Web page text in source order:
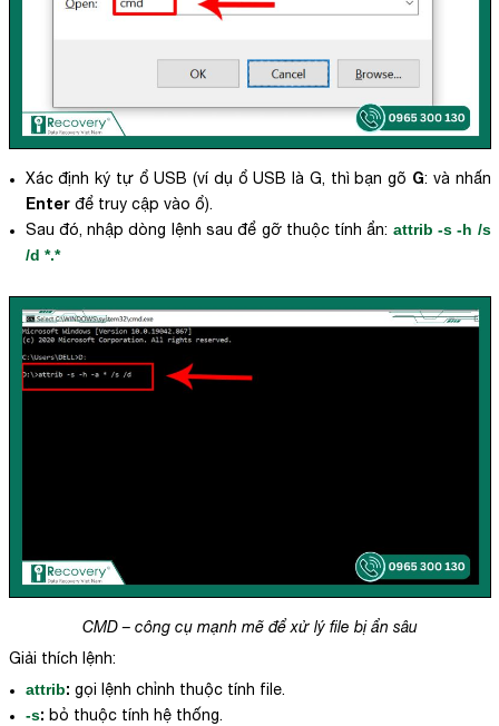
Xác định ký tự ổ USB (ví dụ ổ USB là G, thì bạn gõ G: và nhấn
Enter để truy cập vào ổ).
Sau đó, nhập dòng lệnh sau để gỡ thuộc tính ẩn: attrib -s -h /s
/d *.*
CMD – công cụ mạnh mẽ để xử lý file bị ẩn sâu
Giải thích lệnh:
attrib: gọi lệnh chỉnh thuộc tính file.
-s: bỏ thuộc tính hệ thống.